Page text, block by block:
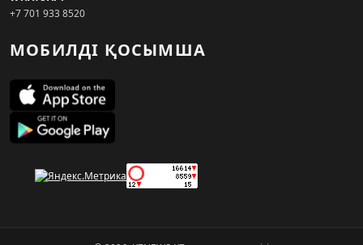
+7 701 933 8520
МОБИЛДІ ҚОСЫМША